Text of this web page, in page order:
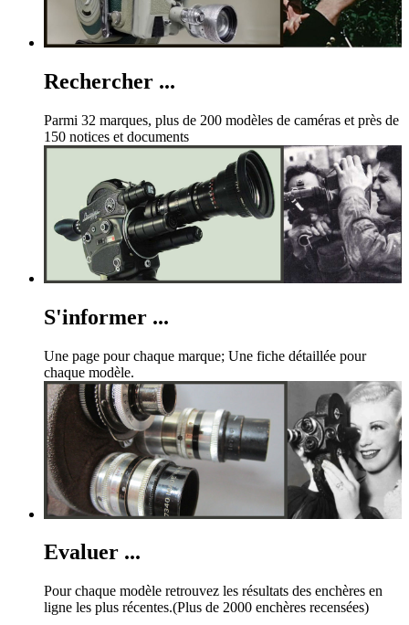
Rechercher ...
Parmi 32 marques, plus de 200 modèles de caméras et près de
150 notices et documents
S'informer ...
Une page pour chaque marque; Une fiche détaillée pour
chaque modèle.
Evaluer ...
Pour chaque modèle retrouvez les résultats des enchères en
ligne les plus récentes.(Plus de 2000 enchères recensées)